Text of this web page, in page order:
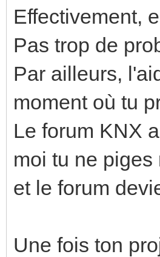
Effectivement,
Pas trop de
Par ailleurs,
moment où tu
Le forum KNX
moi tu ne
et le forum
Une fois ton